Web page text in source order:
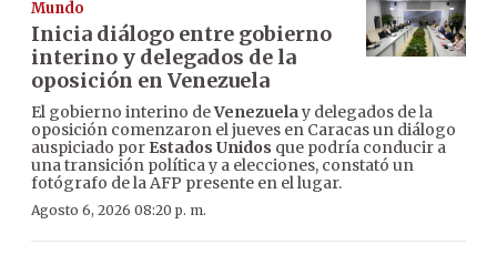
Mundo
Inicia diálogo entre gobierno
interino y delegados de la
oposición en Venezuela
El gobierno interino deVenezuelay delegados de la
oposición comenzaron el jueves en Caracas un diálogo
auspiciado por Estados Unidos que podría conducir a
una transición política y a elecciones, constató un
fotógrafo de la AFP presente en el lugar.
Agosto 6, 2026 08:20 p. m.